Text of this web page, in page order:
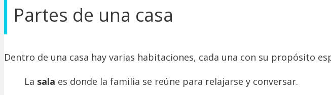
Partes de una casa
Dentro de una casa hay varias habitaciones, cada una con su propósito
La sala es donde la familia se reúne para relajarse y conversar.